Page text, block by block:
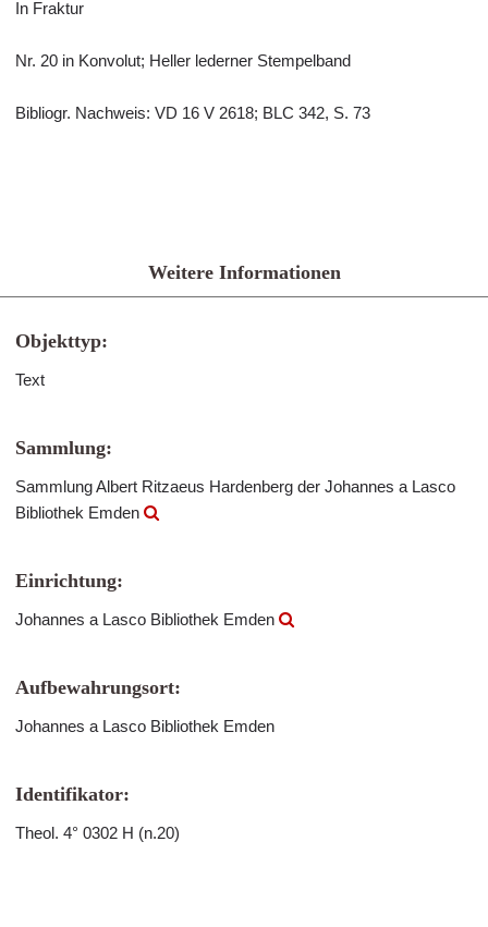
In Fraktur
Nr. 20 in Konvolut; Heller lederner Stempelband
Bibliogr. Nachweis: VD 16 V 2618; BLC 342, S. 73
Weitere Informationen
Objekttyp:
Text
Sammlung:
Sammlung Albert Ritzaeus Hardenberg der Johannes a Lasco
Bibliothek Emden
Einrichtung:
Johannes a Lasco Bibliothek Emden
Aufbewahrungsort:
Johannes a Lasco Bibliothek Emden
Identifikator:
Theol. 4° 0302 H (n.20)